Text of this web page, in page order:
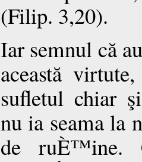
(Filip. 3,20).
Iar semnul că
această
sufletul chiar
nu ia seama la
de ruÈ™ine.